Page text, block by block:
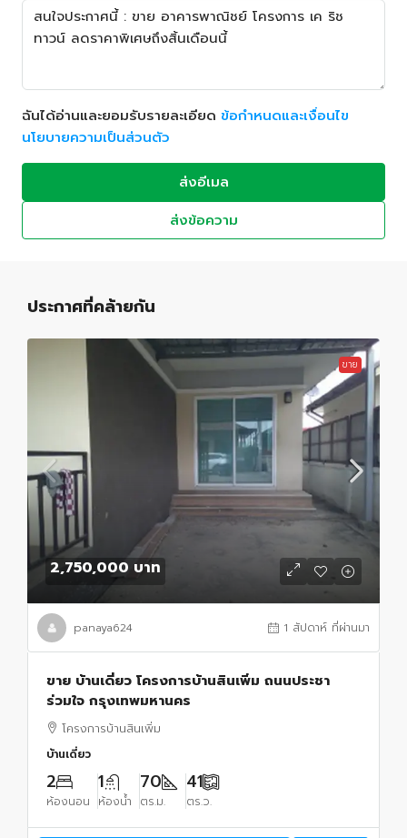
ฉันได้อ่านและยอมรับรายละเอียด ข้อกำหนดและเงื่อนไข
นโยบายความเป็นส่วนตัว
ส่งอีเมล
ส่งข้อความ
ประกาศที่คล้ายกัน
ขาย
2,750,000 บาท
panaya624 1 สัปดาห์ ที่ผ่านมา
ขาย บ้านเดี่ยว โครงการบ้านสินเพิ่ม ถนนประชา
ร่วมใจ กรุงเทพมหานคร
โครงการบ้านสินเพิ่ม
บ้านเดี่ยว
2
ห้องนอน
1
ห้องน้ำ
70
ตร.ม.
41
ตร.ว.